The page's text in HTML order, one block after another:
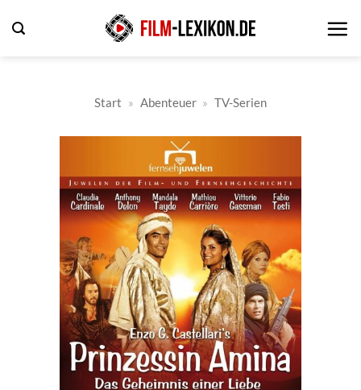
Inhalt
Start » Abenteuer » TV-Serien